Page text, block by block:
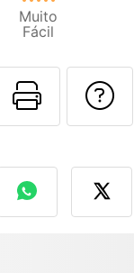
Muito
Fácil